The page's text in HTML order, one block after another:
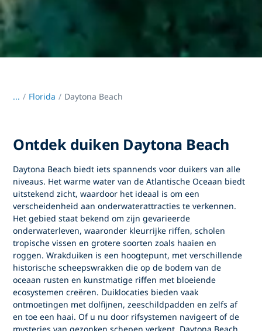
... / Florida Daytona Beach
Ontdek duiken Daytona Beach
Daytona Beach biedt iets spannends voor duikers van alle
niveaus. Het warme water van de Atlantische Oceaan biedt
uitstekend zicht, waardoor het ideaal is om een
verscheidenheid aan onderwaterattracties te verkennen.
Het gebied staat bekend om zijn gevarieerde
onderwaterleven, waaronder kleurrijke riffen, scholen
tropische vissen en grotere soorten zoals haaien en
roggen. Wrakduiken is een hoogtepunt, met verschillende
historische scheepswrakken die op de bodem van de
oceaan rusten en kunstmatige riffen met bloeiende
ecosystemen creëren. Duiklocaties bieden vaak
ontmoetingen met dolfijnen, zeeschildpadden en zelfs af
en toe een haai. Of u nu door rifsystemen navigeert of de
mysteries van gezonken schepen verkent, Daytona Beach